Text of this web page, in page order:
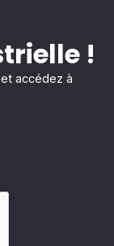
!
accédez à